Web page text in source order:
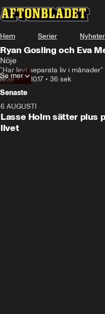
Hem Serier Nyheter
Ryan Gosling och Eva
Nöje
”Har levt separata liv i månader”
Nöje•05.10.17 • 36 sek
Se mer
Senaste
6 AUGUSTI
Lasse Holm sätter plus
livet